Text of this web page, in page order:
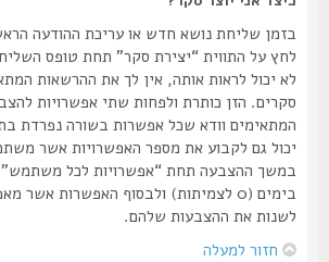
בזמן שליחת נושא חדש או עריכת ההודעה
לחץ על התווית “יצירת סקר” תחת טופס השליחה
לא יכול לראות אותה, אין לך את ההרשאות
סקרים. הזן כותרת ולפחות שתי אפשרויות להצבעה
המתאימים וודא שכל אפשרות בשורה נפרדת
יכול גם לקבוע את מספר האפשרויות אשר משתמשים
במשך ההצבעה תחת “אפשרויות לכל משתמש”, זמן
בימים (0 לצמיתות) ולבסוף האפשרות אשר
לשנות את ההצבעות שלהם.
חזור למעלה